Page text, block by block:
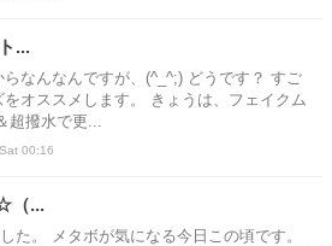
...
なんなんですが、(^_^;) どうです？ すご
オススメします。 きょうは、フェイクム
超撥水で更...
00:16
（...
た。 メタボが気になる今日この頃です。